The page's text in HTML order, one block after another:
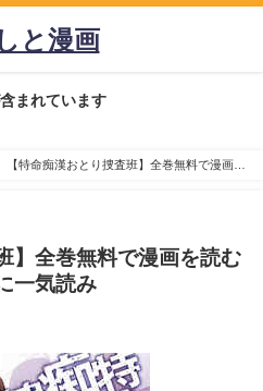
と漫画
まれています
【特命痴漢おとり捜査班】全巻無料で漫画を
】全巻無料で漫画を読む
一気読み